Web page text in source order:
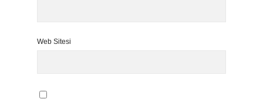
Web Sitesi